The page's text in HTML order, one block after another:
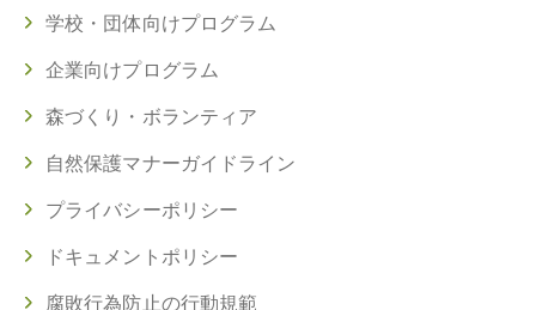
学校・団体向けプログラム
企業向けプログラム
森づくり・ボランティア
自然保護マナーガイドライン
プライバシーポリシー
ドキュメントポリシー
腐敗行為防止の行動規範